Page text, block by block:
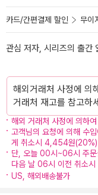
카드/간편결제 할인 무이
관심 저자, 시리즈의 출간
해외거래처 사정에 의
거래처 재고를 참고하
해외 거래처 사정에 의하
고객님의 요청에 의해 수
게 취소시 4,454원(20%)
단, 오늘 00시~06시 주
다음 날 06시 이전 취소시
US, 해외배송불가